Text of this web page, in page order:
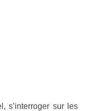
s’interroger sur les